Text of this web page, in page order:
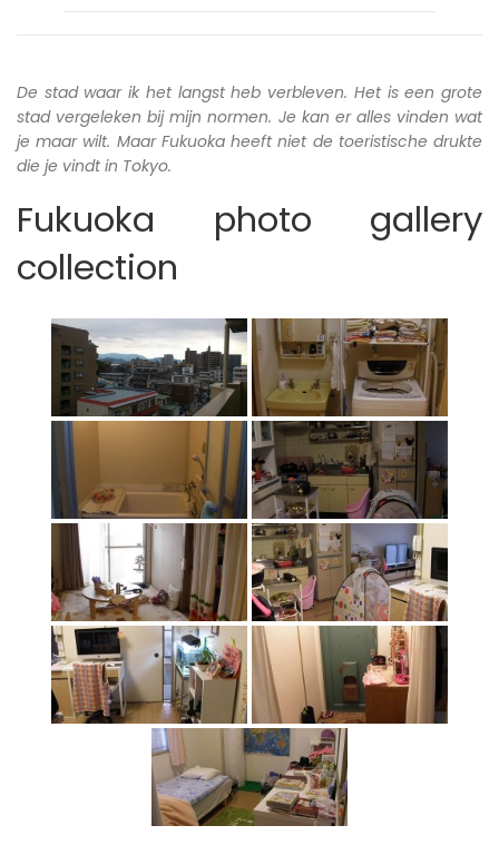
De stad waar ik het langst heb verbleven. Het is een grote
stad vergeleken bij mijn normen. Je kan er alles vinden wat
je maar wilt. Maar Fukuoka heeft niet de toeristische drukte
die je vindt in Tokyo.
Fukuoka photo gallery
collection